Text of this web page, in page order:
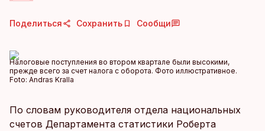
Поделиться Сохранить Сообщи
Налоговые поступления во втором квартале были высокими,
прежде всего за счет налога с оборота. Фото иллюстративное.
Foto: Andras Kralla
По словам руководителя отдела национальных
счетов Департамента статистики Роберта